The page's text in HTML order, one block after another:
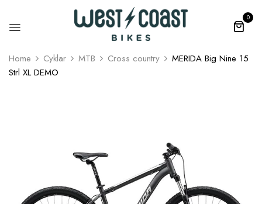
0
Home Cyklar MTB Cross country
MERIDA Big Nine 15
Strl XL DEMO